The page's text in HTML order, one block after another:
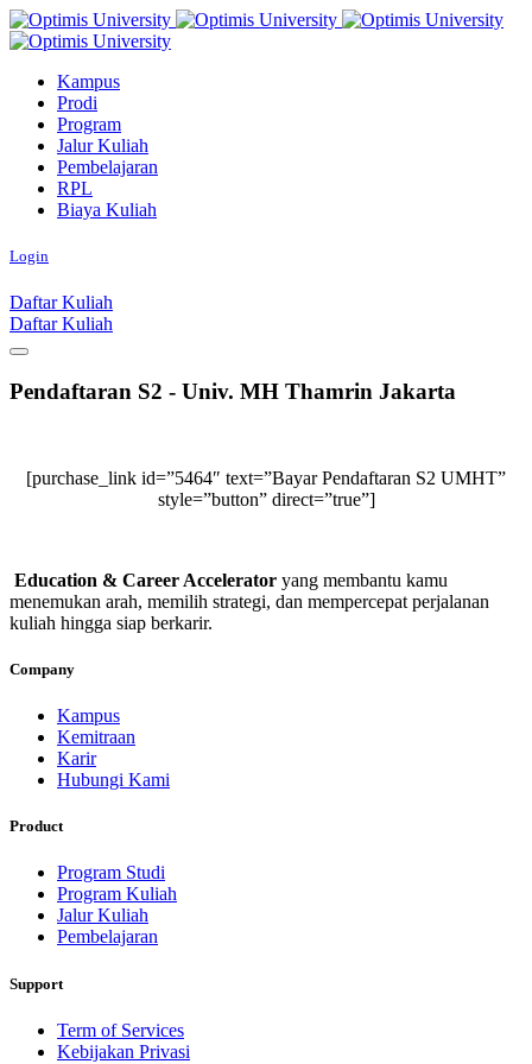
Kampus
Prodi
Program
Jalur Kuliah
Pembelajaran
RPL
Biaya Kuliah
Login
Daftar Kuliah
Daftar Kuliah
Pendaftaran S2 - Univ. MH Thamrin Jakarta
[purchase_link id=”5464″ text=”Bayar Pendaftaran S2 UMHT”
style=”button” direct=”true”]
Education & Career Accelerator yang membantu kamu
menemukan arah, memilih strategi, dan mempercepat perjalanan
kuliah hingga siap berkarir.
Company
Kampus
Kemitraan
Karir
Hubungi Kami
Product
Program Studi
Program Kuliah
Jalur Kuliah
Pembelajaran
Support
Term of Services
Kebijakan Privasi